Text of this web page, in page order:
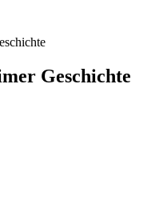
Geschichte